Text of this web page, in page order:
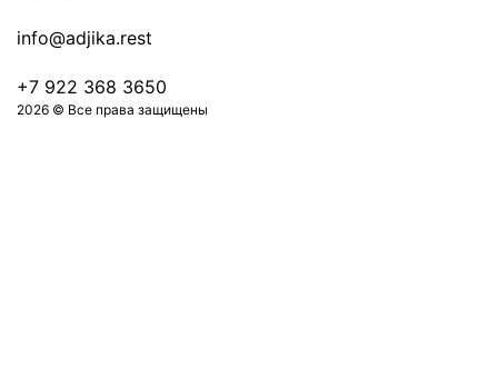
info@adjika.rest
+7 922 368 3650
2026 © Все права защищены